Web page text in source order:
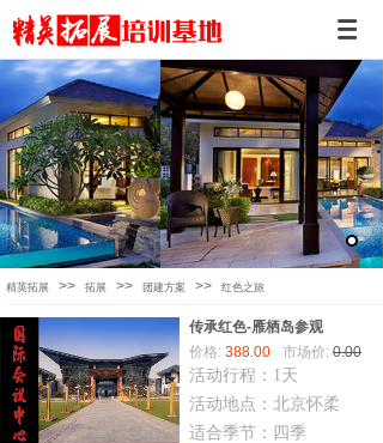
精英拓展 >> 拓展 >> 团建方案 >> 红色之旅
传承红色-雁栖岛参观
价格: 388.00 市场价: 0.00
活动行程：1天
活动地点：北京怀柔
适合季节：四季